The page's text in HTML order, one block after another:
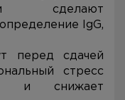
сделают
IgG,
перед сдачей
стресс
и снижает